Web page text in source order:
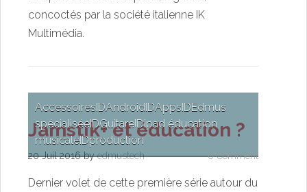
concoctés par la société italienne IK
Multimédia.
AccessoiresIDAndroidIDAppsIDEdmus
spécialiséeIDGuitareIDipad éducation
musicaleIDproduction
Jamstik+ et éducation ?
20 Juil 2016byedmustech 0 Comment
Dernier volet de cette première série autour du